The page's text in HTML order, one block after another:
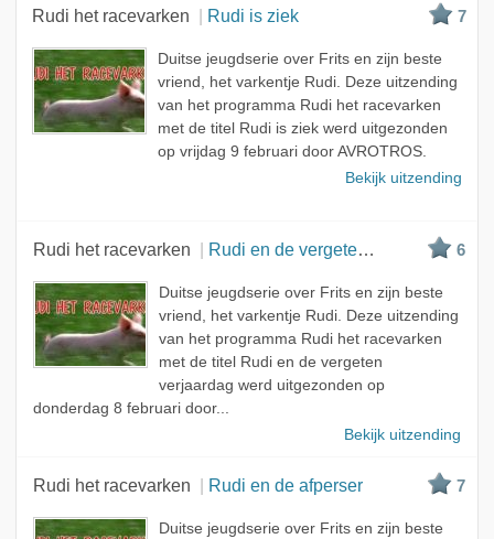
A - Z
Rudi het racevarken Rudi is ziek 7
Duitse jeugdserie over Frits en zijn beste
vriend, het varkentje Rudi. Deze uitzending
van het programma Rudi het racevarken
met de titel Rudi is ziek werd uitgezonden
op vrijdag 9 februari door AVROTROS.
Bekijk uitzending
Rudi het racevarken Rudi en de vergeten verjaardag 6
Duitse jeugdserie over Frits en zijn beste
vriend, het varkentje Rudi. Deze uitzending
van het programma Rudi het racevarken
met de titel Rudi en de vergeten
verjaardag werd uitgezonden op
donderdag 8 februari door...
Bekijk uitzending
Rudi het racevarken Rudi en de afperser 7
Duitse jeugdserie over Frits en zijn beste